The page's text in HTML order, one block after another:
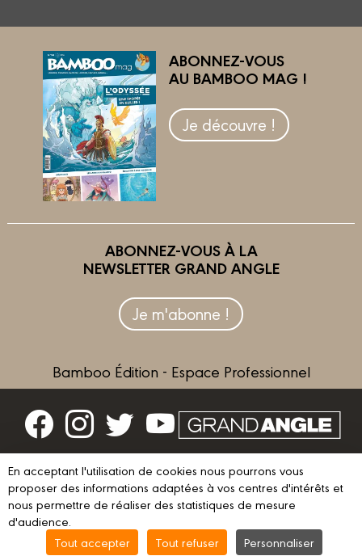
ABONNEZ-VOUS
AU BAMBOO MAG !
Je découvre !
ABONNEZ-VOUS À LA
NEWSLETTER GRAND ANGLE
Je m'abonne !
Bamboo Édition - Espace Professionnel
Contactez-nous
Devenir partenaire
© 2023 GRAND ANGLE Mentions légales Conditions d’utilisation
En acceptant l'utilisation de cookies nous pourrons vous
proposer des informations adaptées à vos centres d'intérêts et
nous permettre de réaliser des statistiques de mesure
d'audience.
Tout accepter
Tout refuser Personnaliser